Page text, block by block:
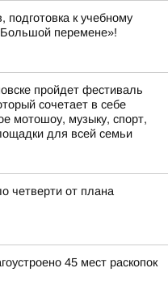
подготовка к учебному
перемене»!
пройдет фестиваль
сочетает в себе
мотошоу, музыку, спорт,
для всей семьи
четверти от плана
45 мест раскопок